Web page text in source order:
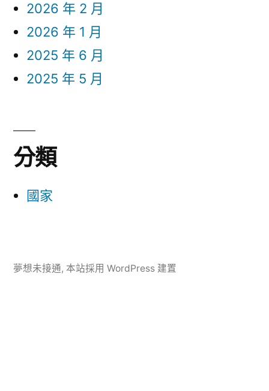
2026 年 2 月
2026 年 1 月
2025 年 6 月
2025 年 5 月
分類
國家
夢想未接通, 本站採用 WordPress 建置